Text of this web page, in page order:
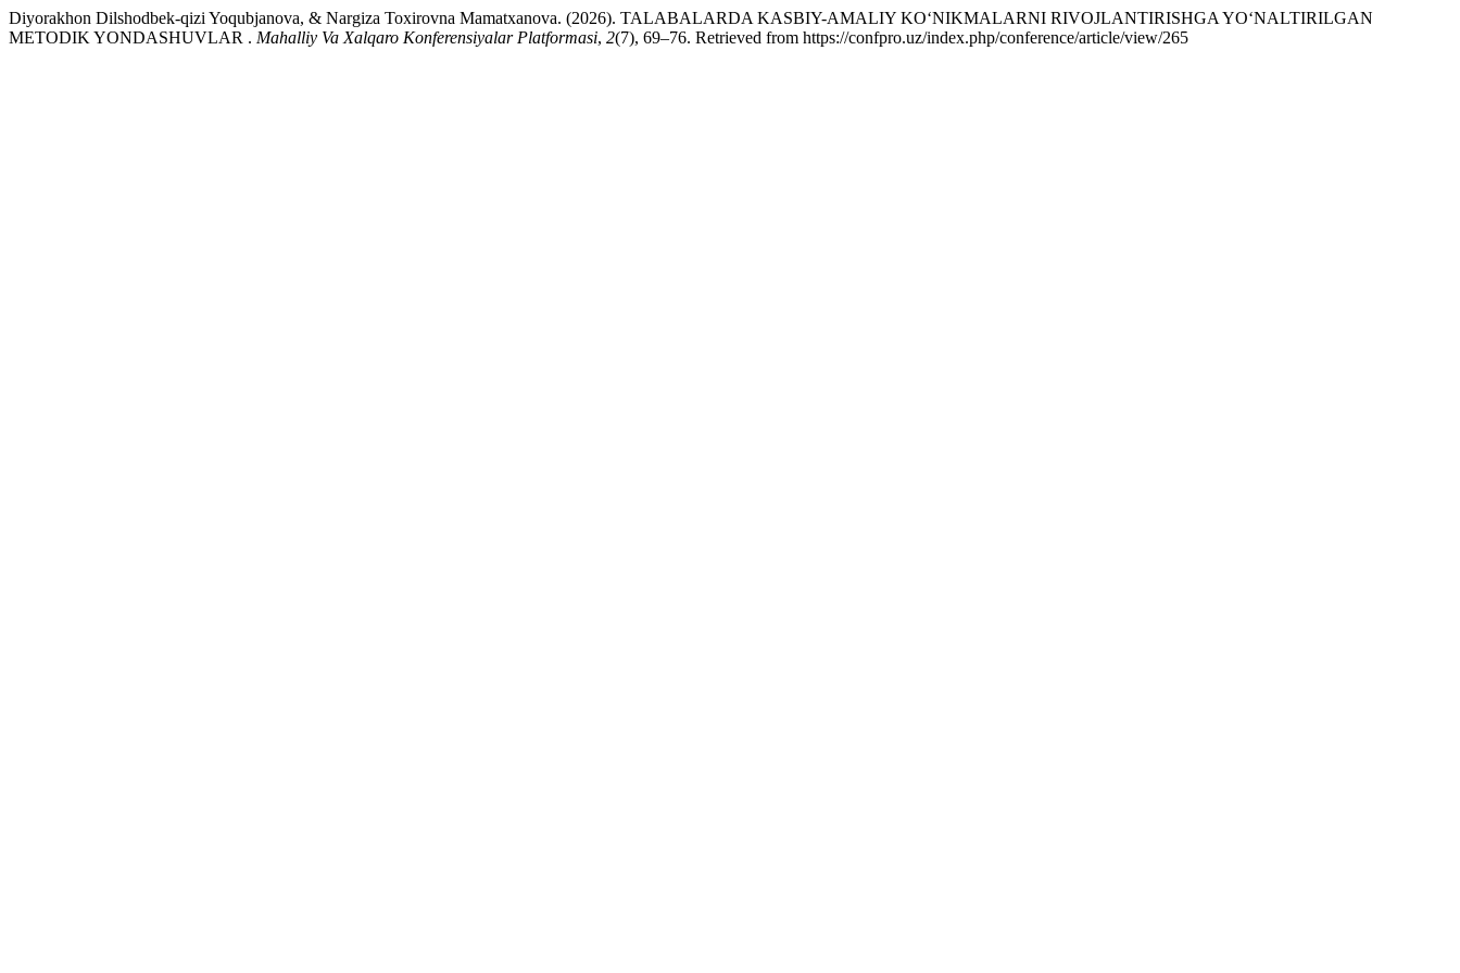
Diyorakhon Dilshodbek-qizi Yoqubjanova, & Nargiza Toxirovna Mamatxanova. (2026). TALABALARDA KASBIY-AMALIY KO‘NIKMALARNI RIVOJLANTIRISHGA YO‘NALTIRILGAN
METODIK YONDASHUVLAR . Mahalliy Va Xalqaro Konferensiyalar Platformasi, 2(7), 69–76. Retrieved from https://confpro.uz/index.php/conference/article/view/265